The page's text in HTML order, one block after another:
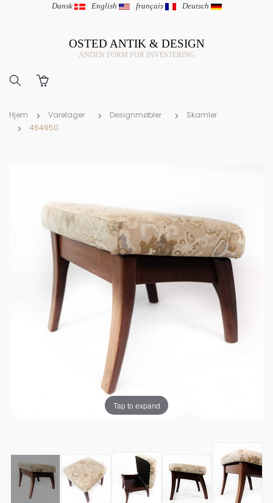
Dansk | English | français | Deutsch
OSTED ANTIK & DESIGN
ANDEN FORM FOR INVESTERING
Hjem Varelager Designmøbler
Skamler
464950
Tap to expand